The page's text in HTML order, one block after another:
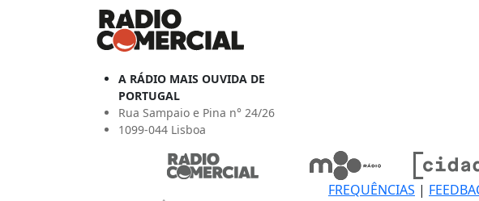
A RÁDIO MAIS OUVIDA DE
PORTUGAL
Rua Sampaio e Pina n° 24/26
1099-044 Lisboa
FREQUÊNCIAS |